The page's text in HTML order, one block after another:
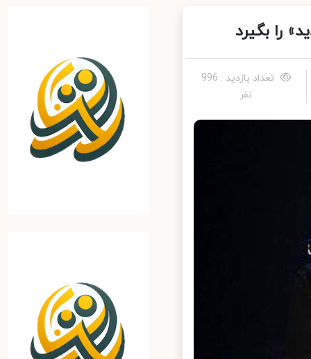
را بگیرد
تعداد بازدید : 996
نفر